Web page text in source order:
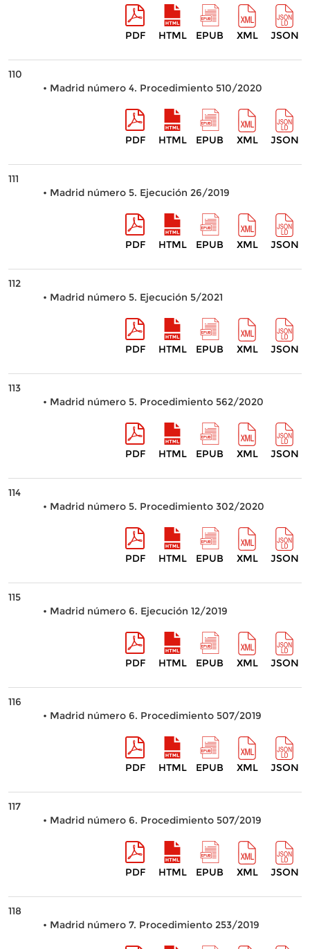
PDF HTML EPUB XML JSON
110
• Madrid número 4. Procedimiento 510/2020
PDF HTML EPUB XML JSON
111
• Madrid número 5. Ejecución 26/2019
PDF HTML EPUB XML JSON
112
• Madrid número 5. Ejecución 5/2021
PDF HTML EPUB XML JSON
113
• Madrid número 5. Procedimiento 562/2020
PDF HTML EPUB XML JSON
114
• Madrid número 5. Procedimiento 302/2020
PDF HTML EPUB XML JSON
115
• Madrid número 6. Ejecución 12/2019
PDF HTML EPUB XML JSON
116
• Madrid número 6. Procedimiento 507/2019
PDF HTML EPUB XML JSON
117
• Madrid número 6. Procedimiento 507/2019
PDF HTML EPUB XML JSON
118
• Madrid número 7. Procedimiento 253/2019